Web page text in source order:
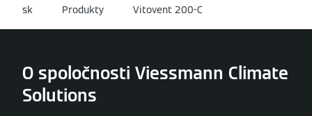
sk Produkty Vitovent 200-C
O spoločnosti Viessmann Climate
Solutions